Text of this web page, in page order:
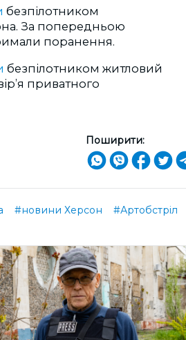
безпілотником
За попередньою
поранення.
безпілотником житловий
приватного
Поширити:
#новини Херсон #Артобстріл